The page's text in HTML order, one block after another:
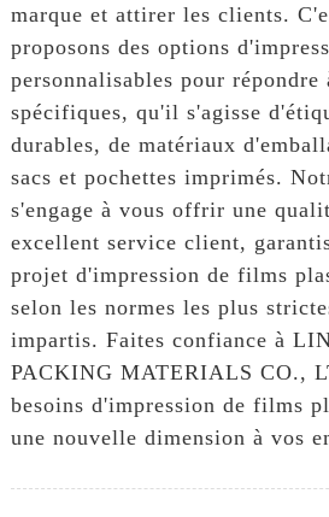
marque et attirer les clients.
proposons des options
personnalisables pour répondre
spécifiques, qu'il s'agisse
durables, de matériaux
sacs et pochettes imprimés.
s'engage à vous offrir une
excellent service client,
projet d'impression de films
selon les normes les plus
impartis. Faites confiance à
PACKING MATERIALS CO.,
besoins d'impression de films
une nouvelle dimension à vos